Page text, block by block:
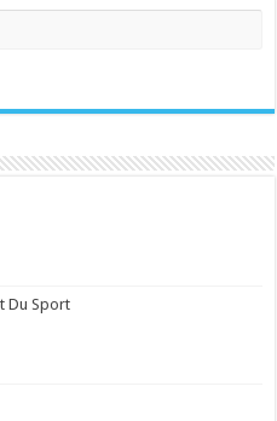
Du Sport